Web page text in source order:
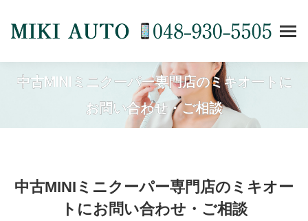
中古MINIミニクーパー専門店のミキオートに
お問い合わせ・ご相談
You are here:
中古MINIミニクーパー専門店のミキオー
トにお問い合わせ・ご相談